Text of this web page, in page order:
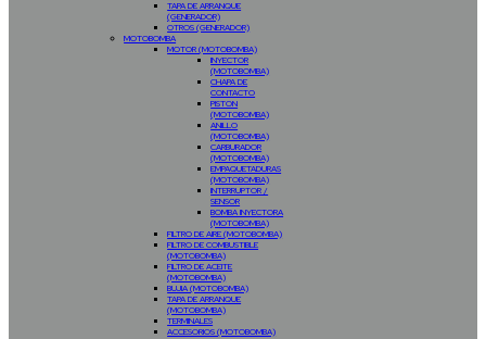
TAPA DE ARRANQUE
(GENERADOR)
OTROS (GENERADOR)
MOTOBOMBA
MOTOR (MOTOBOMBA)
INYECTOR
(MOTOBOMBA)
CHAPA DE
CONTACTO
PISTON
(MOTOBOMBA)
ANILLO
(MOTOBOMBA)
CARBURADOR
(MOTOBOMBA)
EMPAQUETADURAS
(MOTOBOMBA)
INTERRUPTOR /
SENSOR
BOMBA INYECTORA
(MOTOBOMBA)
FILTRO DE AIRE (MOTOBOMBA)
FILTRO DE COMBUSTIBLE
(MOTOBOMBA)
FILTRO DE ACEITE
(MOTOBOMBA)
BUJIA (MOTOBOMBA)
TAPA DE ARRANQUE
(MOTOBOMBA)
TERMINALES
ACCESORIOS (MOTOBOMBA)